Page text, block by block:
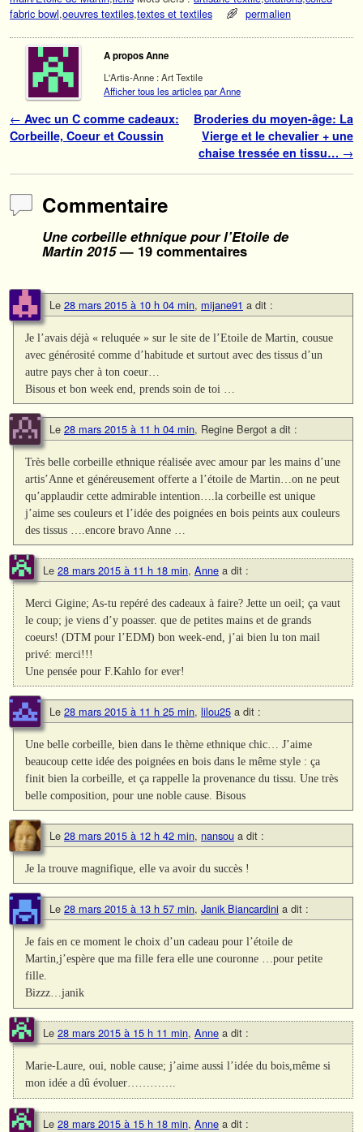
fabric bowl,oeuvres textiles,textes et textiles permalien
A propos Anne
L'Artis-Anne : Art Textile
Afficher tous les articles par Anne
Navigation des articles
← Avec un C comme cadeaux:
Corbeille, Coeur et Coussin
Broderies du moyen-âge: La
Vierge et le chevalier + une
chaise tressée en tissu… →
Commentaire
Une corbeille ethnique pour l’Etoile de
Martin 2015— 19 commentaires
Le 28 mars 2015 à 10 h 04 min, mijane91 a dit :
Je l’avais déjà « reluquée » sur le site de l’Etoile de Martin, cousue
avec générosité comme d’habitude et surtout avec des tissus d’un
autre pays cher à ton coeur…
Bisous et bon week end, prends soin de toi …
Le 28 mars 2015 à 11 h 04 min, Regine Bergot a dit :
Très belle corbeille ethnique réalisée avec amour par les mains d’une
artis’Anne et généreusement offerte a l’étoile de Martin…on ne peut
qu’applaudir cette admirable intention….la corbeille est unique
j’aime ses couleurs et l’idée des poignées en bois peints aux couleurs
des tissus ….encore bravo Anne …
Le 28 mars 2015 à 11 h 18 min, Anne a dit :
Merci Gigine; As-tu repéré des cadeaux à faire? Jette un oeil; ça vaut
le coup; je viens d’y poasser. que de petites mains et de grands
coeurs! (DTM pour l’EDM) bon week-end, j’ai bien lu ton mail
privé: merci!!!
Une pensée pour F.Kahlo for ever!
Le 28 mars 2015 à 11 h 25 min, lilou25 a dit :
Une belle corbeille, bien dans le thème ethnique chic… J’aime
beaucoup cette idée des poignées en bois dans le même style : ça
finit bien la corbeille, et ça rappelle la provenance du tissu. Une très
belle composition, pour une noble cause. Bisous
Le 28 mars 2015 à 12 h 42 min, nansou a dit :
Je la trouve magnifique, elle va avoir du succès !
Le 28 mars 2015 à 13 h 57 min, Janik Biancardini a dit :
Je fais en ce moment le choix d’un cadeau pour l’étoile de
Martin,j’espère que ma fille fera elle une couronne …pour petite
fille.
Bizzz…janik
Le 28 mars 2015 à 15 h 11 min, Anne a dit :
Marie-Laure, oui, noble cause; j’aime aussi l’idée du bois,même si
mon idée a dû évoluer………….
Le 28 mars 2015 à 15 h 18 min, Anne a dit :